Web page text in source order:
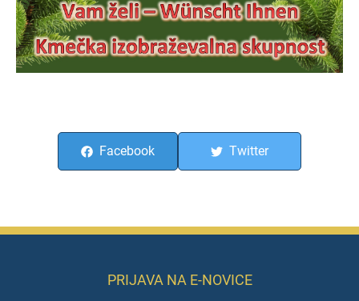
Facebook Twitter
PRIJAVA NA E-NOVICE